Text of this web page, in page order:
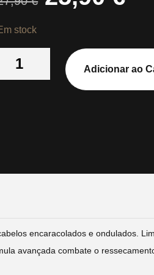
stock
Adicionar ao
encaracolados e ondulados.
avançada combate o